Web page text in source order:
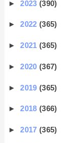
►2023(390)
►2022(365)
►2021(365)
►2020(367)
►2019(365)
►2018(366)
►2017(365)